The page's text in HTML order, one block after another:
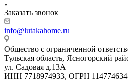
Заказать звонок
info@lutakahome.ru
Общество с ограниченной
Тульская область, Ясногорский
ул. Садовая д.13А
ИНН 7718974933, ОГРН